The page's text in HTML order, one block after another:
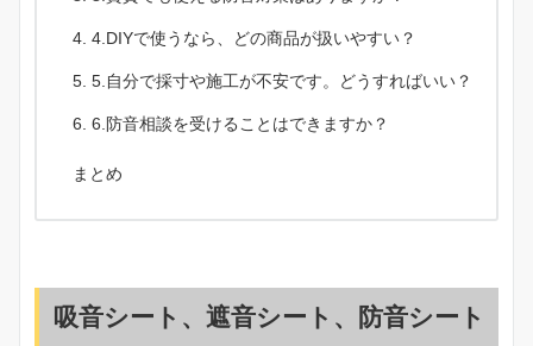
4.DIYで使うなら、どの商品が扱いやすい？
5.自分で採寸や施工が不安です。どうすればいい？
6.防音相談を受けることはできますか？
まとめ
吸音シート、遮音シート、防音シート